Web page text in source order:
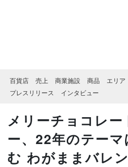
百貨店 売上 商業施設 商品 エリア
プレスリリース
インタビュー
メリーチョコレー
ー、22年のテー
む わがままバレン